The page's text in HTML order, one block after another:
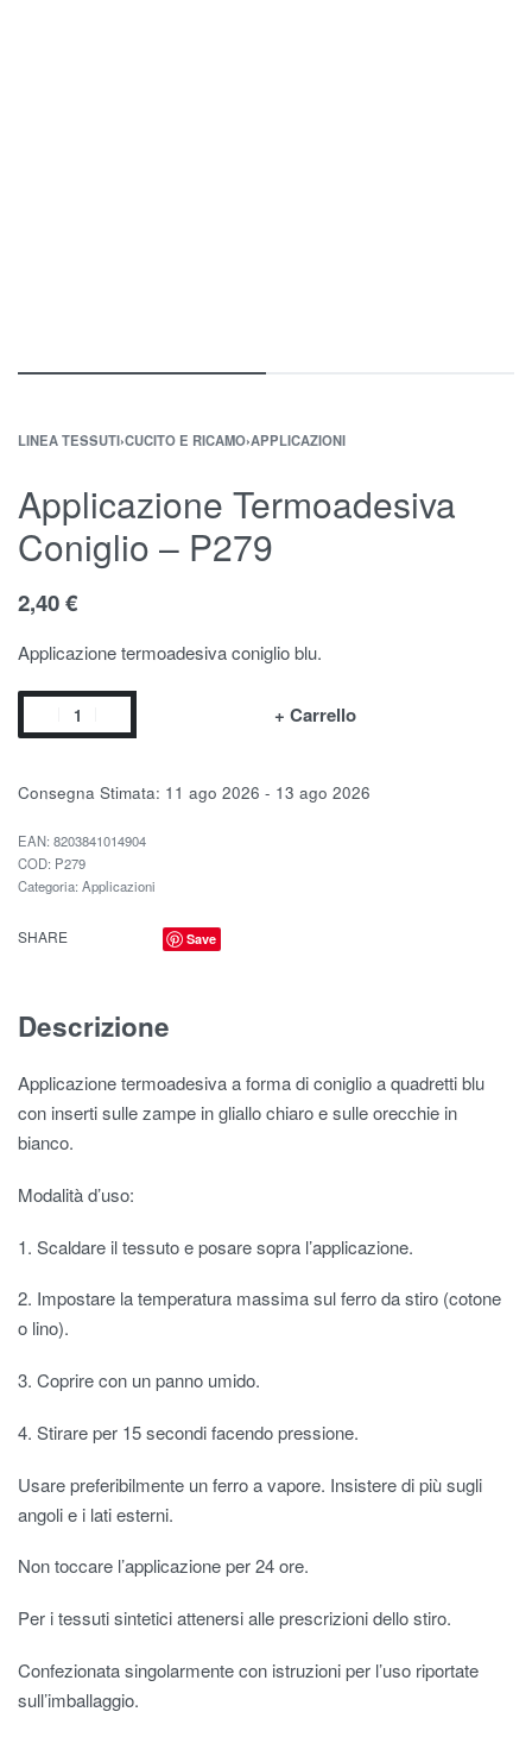
LINEA TESSUTI›CUCITO E RICAMO›APPLICAZIONI
Applicazione Termoadesiva
Coniglio – P279
2,40€
Applicazione termoadesiva coniglio blu.
+ Carrello
Consegna Stimata: 11 ago 2026 - 13 ago 2026
EAN: 8203841014904
P279
Categoria: Applicazioni
SHARE Save
Descrizione
Applicazione termoadesiva a forma di coniglio a quadretti blu
con inserti sulle zampe in gliallo chiaro e sulle orecchie in
bianco.
Modalità d’uso:
1. Scaldare il tessuto e posare sopra l’applicazione.
2. Impostare la temperatura massima sul ferro da stiro (cotone
o lino).
3. Coprire con un panno umido.
4. Stirare per 15 secondi facendo pressione.
Usare preferibilmente un ferro a vapore. Insistere di più sugli
angoli e i lati esterni.
Non toccare l’applicazione per 24 ore.
Per i tessuti sintetici attenersi alle prescrizioni dello stiro.
Confezionata singolarmente con istruzioni per l’uso riportate
sull’imballaggio.